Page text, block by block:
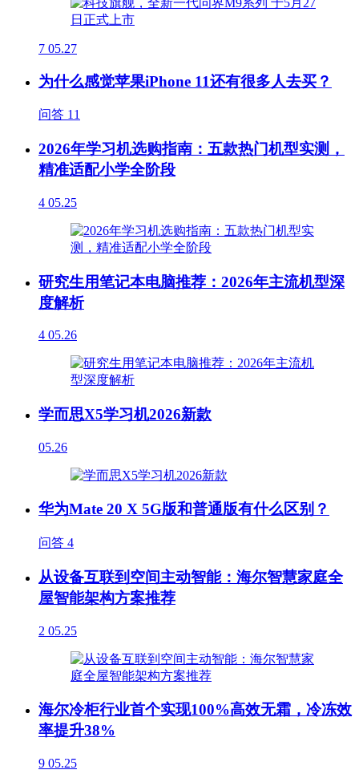
7 05.27
为什么感觉苹果iPhone 11还有很多人去买？
问答 11
2026年学习机选购指南：五款热门机型实测，
精准适配小学全阶段
4 05.25
研究生用笔记本电脑推荐：2026年主流机型深
度解析
4 05.26
学而思X5学习机2026新款
05.26
华为Mate 20 X 5G版和普通版有什么区别？
问答 4
从设备互联到空间主动智能：海尔智慧家庭全
屋智能架构方案推荐
2 05.25
海尔冷柜行业首个实现100%高效无霜，冷冻效
率提升38%
9 05.25